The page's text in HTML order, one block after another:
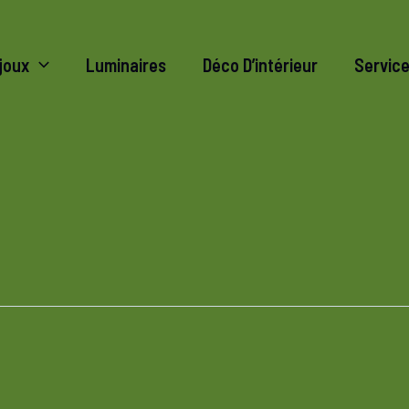
Luminaires Déco D’intérieur